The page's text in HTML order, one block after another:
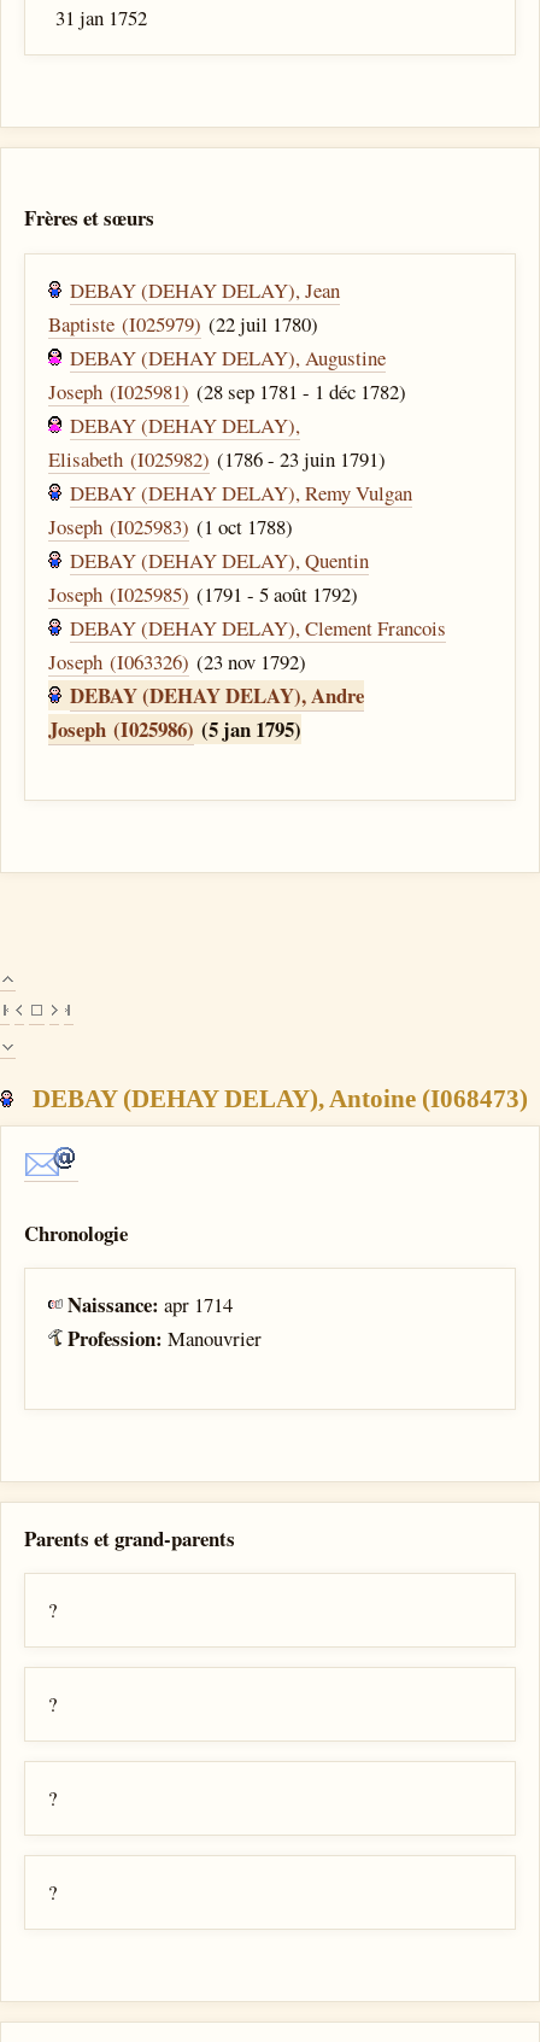
31 jan 1752
Frères et sœurs
DEBAY (DEHAY DELAY), Jean
Baptiste (I025979) (22 juil 1780)
DEBAY (DEHAY DELAY), Augustine
Joseph (I025981) (28 sep 1781 - 1 déc 1782)
DEBAY (DEHAY DELAY),
Elisabeth (I025982) (1786 - 23 juin 1791)
DEBAY (DEHAY DELAY), Remy Vulgan
Joseph (I025983) (1 oct 1788)
DEBAY (DEHAY DELAY), Quentin
Joseph (I025985) (1791 - 5 août 1792)
DEBAY (DEHAY DELAY), Clement Francois
Joseph (I063326) (23 nov 1792)
DEBAY (DEHAY DELAY), Andre
Joseph (I025986) (5 jan 1795)
DEBAY (DEHAY DELAY), Antoine (I068473)
Chronologie
Naissance:apr 1714
Profession:Manouvrier
Parents et grand-parents
?
?
?
?